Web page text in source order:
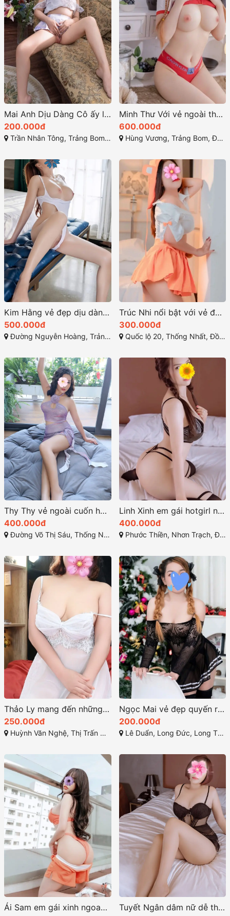
Mai Anh Dịu Dàng Cô ấy là một hình mẫu quyến rũ
200.000đ
Trần Nhân Tông, Trảng Bom, Đồng Nai
Minh Thư Với vẻ ngoài thu hút cùng làn da trắng mịn màng
600.000đ
Hùng Vương, Trảng Bom, Đồng Nai
Kim Hằng vẻ đẹp dịu dàng chân dài quyến rũ
500.000đ
Đường Nguyễn Hoàng, Trảng Bom, Đồng Nai
Trúc Nhi nổi bật với vẻ đẹp quyến rũ hoàn hảo
300.000đ
Quốc lộ 20, Thống Nhất, Đồng Nai
Thy Thy vẻ ngoài cuốn hút và tính cách thân thiện
400.000đ
Đường Võ Thị Sáu, Thống Nhất, Thành phố Biên Hòa, Đồng Nai
Linh Xinh em gái hotgirl nóng bỏng đầy quyến rũ
400.000đ
Phước Thiền, Nhơn Trạch, Đồng Nai
Thảo Ly mang đến những kỹ năng làm tình điêu luyện
250.000đ
Huỳnh Văn Nghệ, Thị Trấn Hiệp Phước, Nhơn Trạch, Đồng Nai
Ngọc Mai vẻ đẹp quyến rũ sức hấp dẫn lôi cuốn
200.000đ
Lê Duẩn, Long Đức, Long Thành, Đồng Nai
Ái Sam em gái xinh ngoan thân hình nóng bỏng
Tuyết Ngân dâm nữ dễ thương với vẻ ngoài ngọt ngào